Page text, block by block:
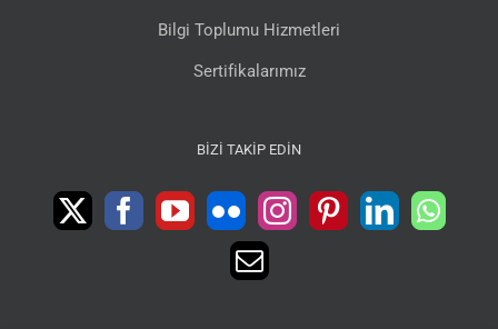
Bilgi Toplumu Hizmetleri
Sertifikalarımız
BIZI TAKIP EDIN